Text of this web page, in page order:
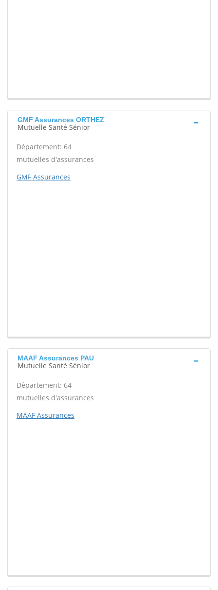
GMF Assurances ORTHEZ
Mutuelle Santé Sénior
Département: 64
mutuelles d'assurances
GMF Assurances
MAAF Assurances PAU
Mutuelle Santé Sénior
Département: 64
mutuelles d'assurances
MAAF Assurances